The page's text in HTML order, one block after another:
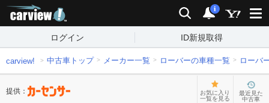
検索 通知
i
ログイン ID新規取得
carview! 中古車トップ メーカー一覧 ローバーの車種一覧 ローバ
提供：
お気に入り
一覧を見る
最近見た
中古車